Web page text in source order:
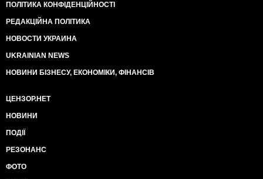
ПОЛІТИКА КОНФІДЕНЦІЙНОСТІ
РЕДАКЦІЙНА ПОЛІТИКА
НОВОСТИ УКРАИНА
UKRAINIAN NEWS
НОВИНИ БІЗНЕСУ, ЕКОНОМІКИ, ФІНАНСІВ
ЦЕНЗОР.НЕТ
НОВИНИ
ПОДІЇ
РЕЗОНАНС
ФОТО